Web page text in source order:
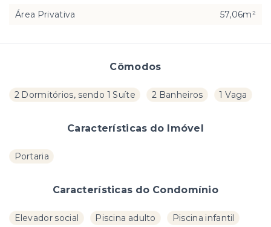
Cômodos
2 Dormitórios, sendo 1 Suíte 2 Banheiros 1 Vaga
Características do Imóvel
Portaria
Características do Condomínio
Elevador social Piscina adulto Piscina infantil
Área Privativa
57,06m²